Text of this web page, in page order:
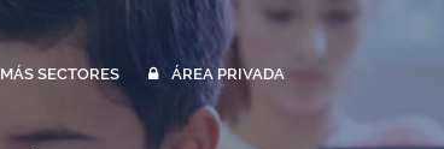
MÁS SECTORES ÁREA PRIVADA